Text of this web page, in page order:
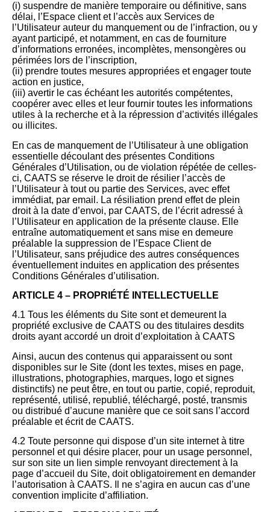
(i) suspendre de manière temporaire ou définitive, sans
délai, l’Espace client et l’accès aux Services de
l’Utilisateur auteur du manquement ou de l’infraction, ou y
ayant participé, et notamment, en cas de fourniture
d’informations erronées, incomplètes, mensongères ou
périmées lors de l’inscription,
(ii) prendre toutes mesures appropriées et engager toute
action en justice,
(iii) avertir le cas échéant les autorités compétentes,
coopérer avec elles et leur fournir toutes les informations
utiles à la recherche et à la répression d’activités illégales
ou illicites.
En cas de manquement de l’Utilisateur à une obligation
essentielle découlant des présentes Conditions
Générales d’Utilisation, ou de violation répétée de celles-
ci, CAATS se réserve le droit de résilier l’accès de
l’Utilisateur à tout ou partie des Services, avec effet
immédiat, par email. La résiliation prend effet de plein
droit à la date d’envoi, par CAATS, de l’écrit adressé à
l’Utilisateur en application de la présente clause. Elle
entraîne automatiquement et sans mise en demeure
préalable la suppression de l’Espace Client de
l’Utilisateur, sans préjudice des autres conséquences
éventuellement induites en application des présentes
Conditions Générales d’utilisation.
ARTICLE 4 – PROPRIÉTÉ INTELLECTUELLE
4.1 Tous les éléments du Site sont et demeurent la
propriété exclusive de CAATS ou des titulaires desdits
droits ayant accordé un droit d’exploitation à CAATS
Ainsi, aucun des contenus qui apparaissent ou sont
disponibles sur le Site (dont les textes, mises en page,
illustrations, photographies, marques, logo et signes
distinctifs) ne peut être, en tout ou partie, copié, reproduit,
représenté, utilisé, republié, téléchargé, posté, transmis
ou distribué d’aucune manière que ce soit sans l’accord
préalable et écrit de CAATS.
4.2 Toute personne qui dispose d’un site internet à titre
personnel et qui désire placer, pour un usage personnel,
sur son site un lien simple renvoyant directement à la
page d’accueil du Site, doit obligatoirement en demander
l’autorisation à CAATS. Il ne s’agira en aucun cas d’une
convention implicite d’affiliation.